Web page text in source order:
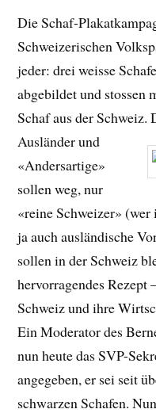
Die Schaf-
Schweizerischen
jeder: drei weisse
abgebildet und stossen
Schaf aus der Schweiz.
Ausländer und
«Andersartige»
sollen weg, nur
«reine Schweizer»
ja auch ausländische
sollen in der Schweiz
hervorragendes Rezept
Schweiz und ihre
Ein Moderator des
nun heute das SVP-
angegeben, er sei seit
schwarzen Schafen.